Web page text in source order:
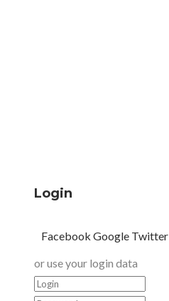
Login
Facebook Google Twitter
or use your login data